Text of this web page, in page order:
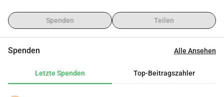
Warum das Thema?
Die Idee entstand aus dem Bedürfnis, Alters-Klischees
oder „fertig mit dem Leben“ zu zeigen, feiert der Film ihren
streben wir danach, unsere Figuren authentisch
Spenden Teilen
Spenden Alle Ansehen
Letzte Spenden Top-Beitragszahler